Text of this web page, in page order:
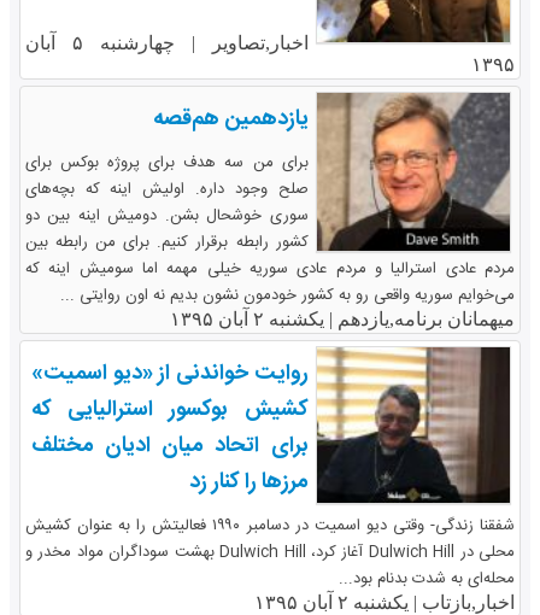
اخبار,تصاویر |
چهارشنبه ۵ آبان
۱۳۹۵
یازدهمین هم‌قصه
برای من سه هدف برای پروژه بوکس برای
صلح وجود داره. اولیش اینه که بچه‌های
سوری خوشحال بشن. دومیش اینه بین دو
کشور رابطه برقرار کنیم. برای من رابطه بین
مردم عادی استرالیا و مردم عادی سوریه خیلی مهمه اما سومیش اینه که
می‌خوایم سوریه واقعی رو به کشور خودمون نشون بدیم نه اون روایتی ...
میهمانان برنامه,یازدهم | یکشنبه ۲ آبان ۱۳۹۵
روایت خواندنی از «دیو اسمیت»
کشیش بوکسور استرالیایی که
برای اتحاد میان ادیان مختلف
مرزها را کنار زد
شفقنا زندگی- وقتی دیو اسمیت در دسامبر ۱۹۹۰ فعالیتش را به عنوان کشیش
محلی در Dulwich Hill آغاز کرد، Dulwich Hill بهشت سوداگران مواد مخدر و
محله‌ای به شدت بدنام بود...
اخبار,بازتاب | یکشنبه ۲ آبان ۱۳۹۵